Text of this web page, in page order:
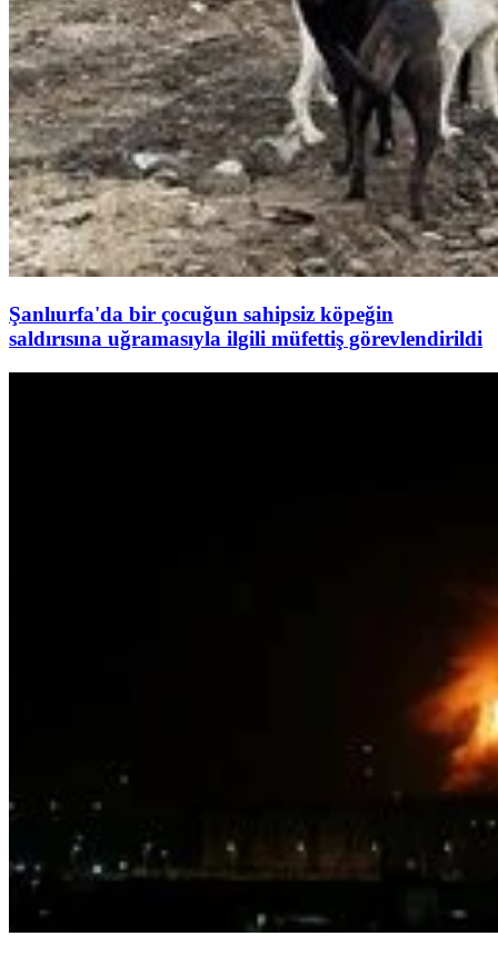
Şanlıurfa'da bir çocuğun sahipsiz köpeğin
saldırısına uğramasıyla ilgili müfettiş görevlendirildi